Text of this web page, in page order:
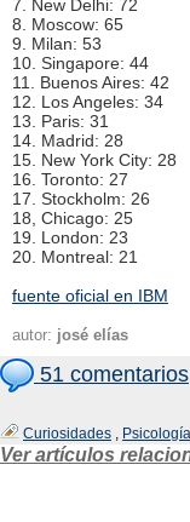
7. New Delhi: 72
8. Moscow: 65
9. Milan: 53
10. Singapore: 44
11. Buenos Aires: 42
12. Los Angeles: 34
13. Paris: 31
14. Madrid: 28
15. New York City: 28
16. Toronto: 27
17. Stockholm: 26
18, Chicago: 25
19. London: 23
20. Montreal: 21
fuente oficial en IBM
autor: josé elías
51 comentarios
Curiosidades , Psicología
Ver artículos